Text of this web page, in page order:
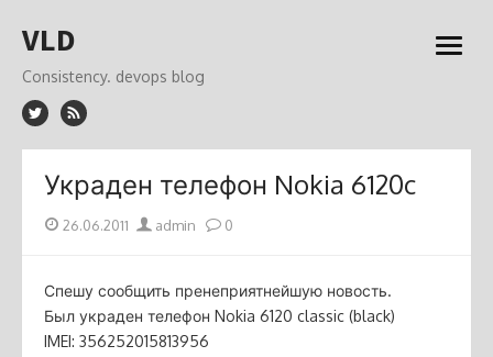
to
VLD
Consistency. devops blog
open
Украден телефон Nokia 6120c
Posted
26.06.2011 Author
admin 0
Спешу сообщить пренеприятнейшую новость.
Был украден телефон Nokia 6120 classic (black)
IMEI: 356252015813956